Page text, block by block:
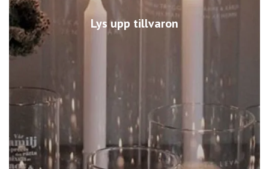
Lys upp tillvaron